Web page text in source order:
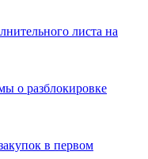
листа на
о разблокировке
в первом